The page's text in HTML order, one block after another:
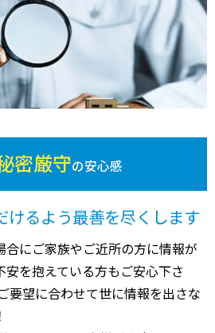
密厳守の安心感
けるよう最善を尽くします
にご家族やご近所の方に情報が
を抱えている方もご安心下さ
要望に合わせて世に情報を出さな